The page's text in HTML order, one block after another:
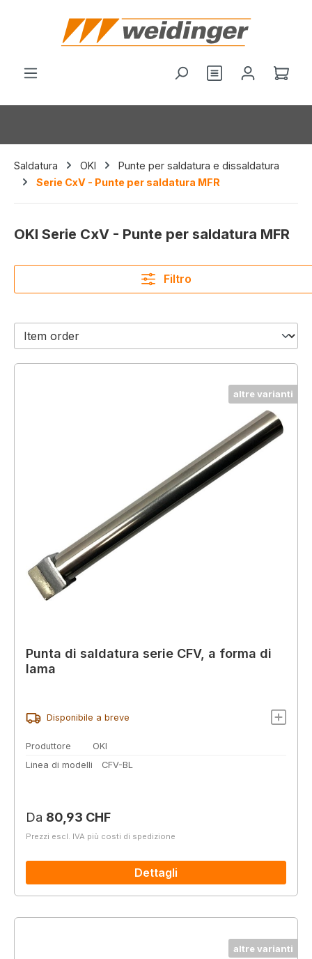
principale
Hai 0 articoliIl
Saldatura OKI
Punte per saldatura e dissaldatura
Serie CxV - Punte per saldatura MFR
OKI Serie CxV - Punte per saldatura MFR
Filtro
altre varianti
Punta di saldatura serie CFV, a forma di
lama
Disponibile a breve
Produttore
OKI
Linea di modelli
CFV-BL
Prezzo normale:
Da 80,93 CHF
Prezzi escl. IVA più costi di spedizione
Dettagli
altre varianti